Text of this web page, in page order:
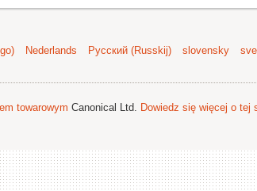
Nederlands Русский (Russkij) slovensky
towarowym Canonical Ltd. Dowiedz się więcej o tej